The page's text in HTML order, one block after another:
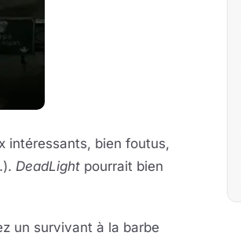
intéressants, bien foutus,
DeadLight pourrait bien
un survivant à la barbe